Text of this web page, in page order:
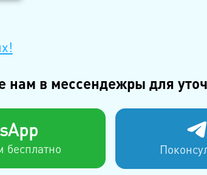
нам в мессендежры для
бесплатно